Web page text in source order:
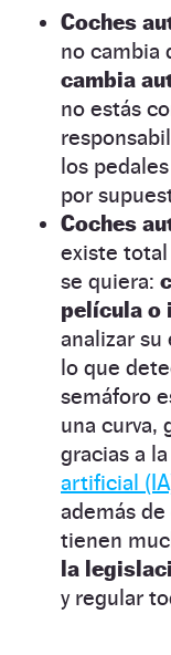
Coches
no cambia
cambia
no estás
los
por
Coches
existe
se quiera:
película o
analizar
lo que
semáforo
una curva,
gracias a
artificial
además
tienen
la
y regular